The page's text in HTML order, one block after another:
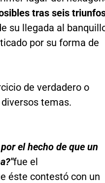
tras seis
su llegada al
por su forma de
de verdadero o
temas.
el hecho de que un
fue el
éste contestó con un